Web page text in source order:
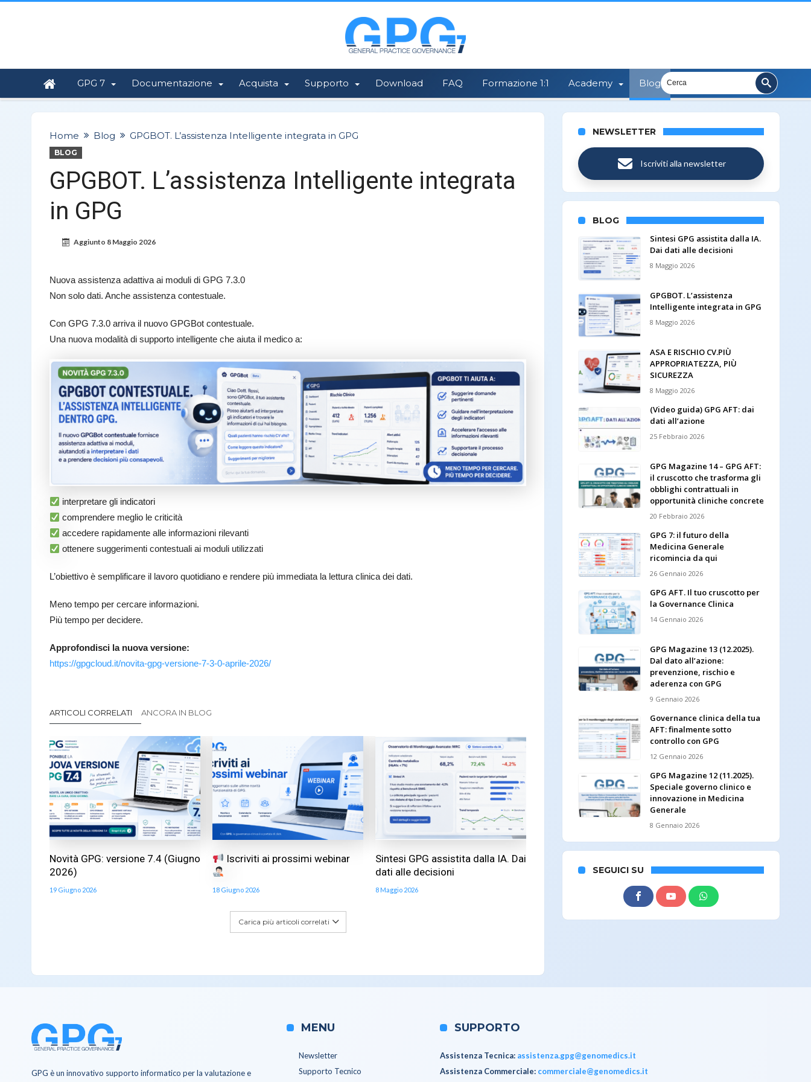
GPG 7 Documentazione Acquista Supporto Download FAQ Formazione 1:1 Academy Blog
Home Blog GPGBOT. L’assistenza Intelligente integrata in GPG
BLOG
GPGBOT. L’assistenza Intelligente integrata
in GPG
Aggiunto 8 Maggio 2026
Nuova assistenza adattiva ai moduli di GPG 7.3.0
Non solo dati. Anche assistenza contestuale.
Con GPG 7.3.0 arriva il nuovo GPGBot contestuale.
Una nuova modalità di supporto intelligente che aiuta il medico a:
interpretare gli indicatori
comprendere meglio le criticità
accedere rapidamente alle informazioni rilevanti
ottenere suggerimenti contestuali ai moduli utilizzati
L’obiettivo è semplificare il lavoro quotidiano e rendere più immediata la lettura clinica dei dati.
Meno tempo per cercare informazioni.
Più tempo per decidere.
Approfondisci la nuova versione:
https://gpgcloud.it/novita-gpg-versione-7-3-0-aprile-2026/
ARTICOLI CORRELATI ANCORA IN BLOG
Novità GPG: versione 7.4 (Giugno
2026)
19 Giugno 2026
Iscriviti ai prossimi webinar
18 Giugno 2026
Sintesi GPG assistita dalla IA. Dai
dati alle decisioni
8 Maggio 2026
Carica più articoli correlati
NEWSLETTER
Iscriviti alla newsletter
BLOG
Sintesi GPG assistita dalla IA.
Dai dati alle decisioni
8 Maggio 2026
GPGBOT. L’assistenza
Intelligente integrata in GPG
8 Maggio 2026
ASA E RISCHIO CV.PIÙ
APPROPRIATEZZA, PIÙ
SICUREZZA
8 Maggio 2026
(Video guida) GPG AFT: dai
dati all’azione
25 Febbraio 2026
GPG Magazine 14 – GPG AFT:
il cruscotto che trasforma gli
obblighi contrattuali in
opportunità cliniche concrete
20 Febbraio 2026
GPG 7: il futuro della
Medicina Generale
ricomincia da qui
26 Gennaio 2026
GPG AFT. Il tuo cruscotto per
la Governance Clinica
14 Gennaio 2026
GPG Magazine 13 (12.2025).
Dal dato all’azione:
prevenzione, rischio e
aderenza con GPG
9 Gennaio 2026
Governance clinica della tua
AFT: finalmente sotto
controllo con GPG
12 Gennaio 2026
GPG Magazine 12 (11.2025).
Speciale governo clinico e
innovazione in Medicina
Generale
8 Gennaio 2026
SEGUICI SU
GPG è un innovativo supporto informatico per la valutazione e
MENU
Newsletter
Supporto Tecnico
SUPPORTO
Assistenza Tecnica: assistenza.gpg@genomedics.it
Assistenza Commerciale: commerciale@genomedics.it